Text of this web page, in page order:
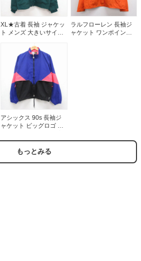
XL★古着 長袖 ジャケッ
ト メンズ 大きいサイズ
ラルフローレン 長袖ジ
ャケット ワンポイント
アシックス 90s 長袖ジ
ャケット ビッグロゴ ブ
もっとみる